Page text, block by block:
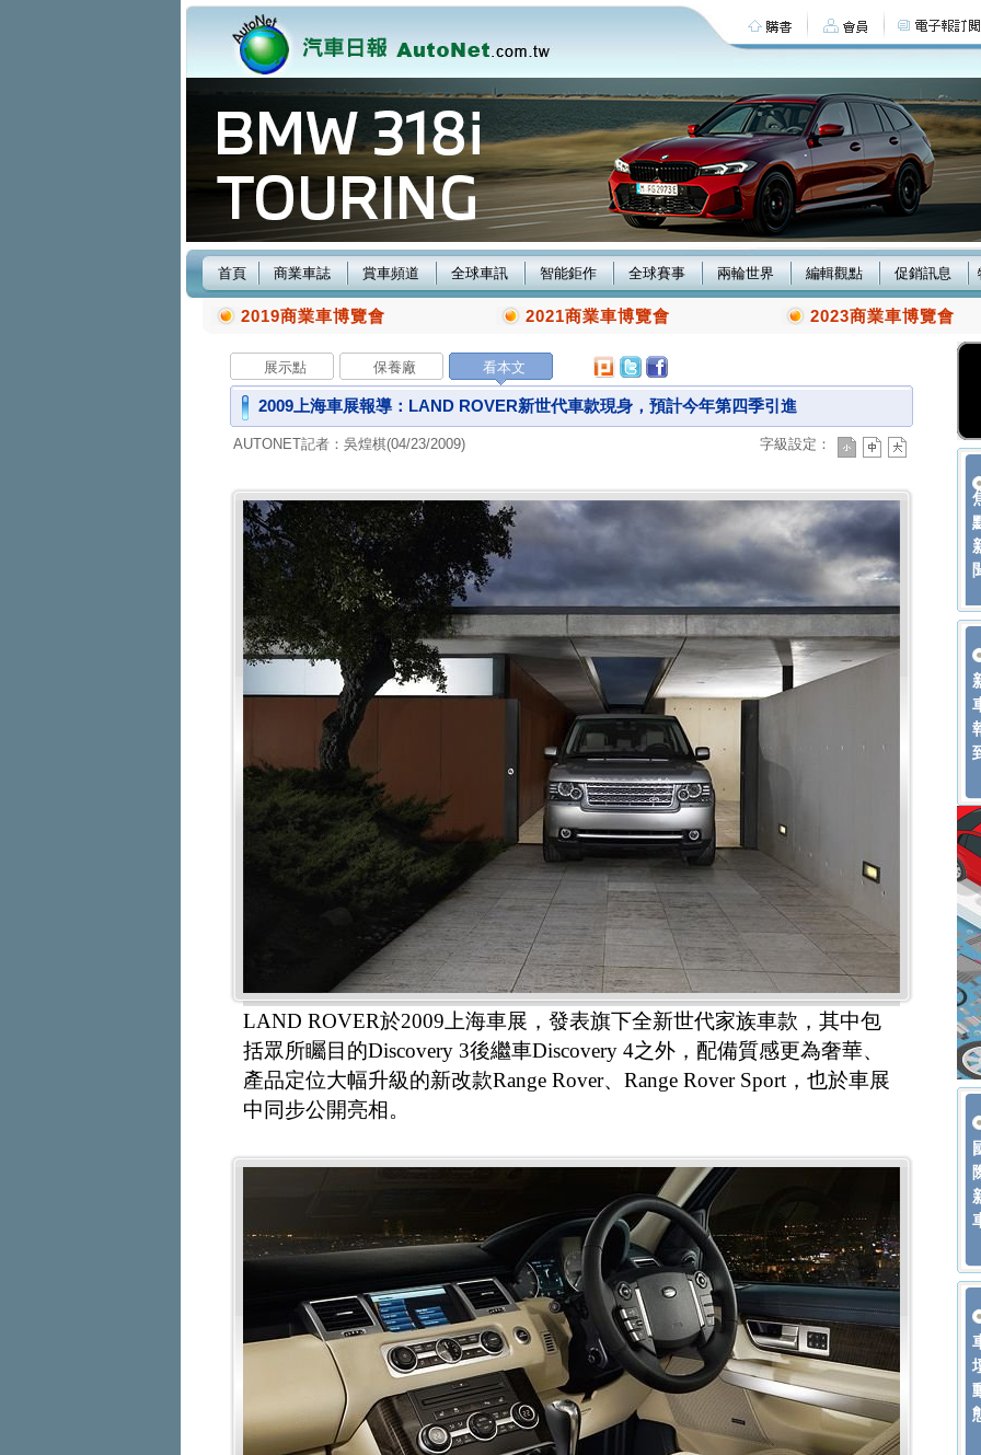
首頁 商業車誌 賞車頻道 全球車訊 智能鉅作 全球賽事 兩輪世界 編輯觀點 促銷訊息
2019商業車博覽會 2021商業車博覽會 2023商業車博覽會
展示點 保養廠 看本文
2009上海車展報導：LAND ROVER新世代車款現身，預計今年第四季引進
AUTONET記者：吳煌棋(04/23/2009) 字級設定：
LAND ROVER於2009上海車展，發表旗下全新世代家族車款，其中包
括眾所矚目的Discovery 3後繼車Discovery 4之外，配備質感更為奢華、
產品定位大幅升級的新改款Range Rover、Range Rover Sport，也於車展
中同步公開亮相。